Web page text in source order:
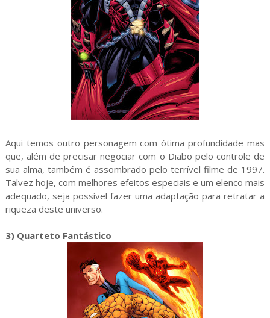
Aqui temos outro personagem com ótima profundidade mas
que, além de precisar negociar com o Diabo pelo controle de
sua alma, também é assombrado pelo terrível filme de 1997.
Talvez hoje, com melhores efeitos especiais e um elenco mais
adequado, seja possível fazer uma adaptação para retratar a
riqueza deste universo.
3) Quarteto Fantástico